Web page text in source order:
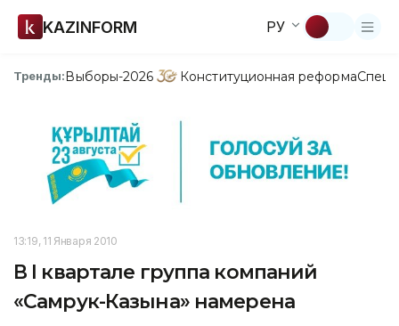
KAZINFORM РУ
Тренды:Выборы-2026 Конституционная реформа
13:19, 11 Января 2010
В I квартале группа компаний
«Самрук-Казына» намерена